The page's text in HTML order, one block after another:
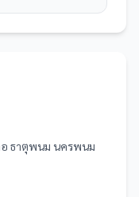
อ ธาตุพนม นครพนม